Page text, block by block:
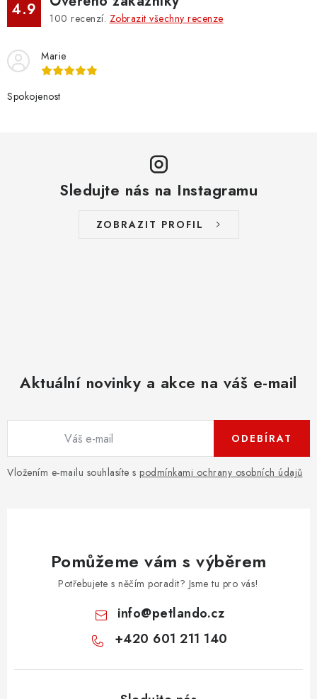
4.9 100 recenzí. Zobrazit všechny recenze
Marie
Spokojenost
Sledujte nás na Instagramu
ZOBRAZIT PROFIL
Aktuální novinky a akce na váš e-mail
Vložením e-mailu souhlasíte s podmínkami ochrany osobních údajů
ODEBÍRAT
Pomůžeme vám s výběrem
Potřebujete s něčím poradit? Jsme tu pro vás!
info@petlando.cz
+420 601 211 140